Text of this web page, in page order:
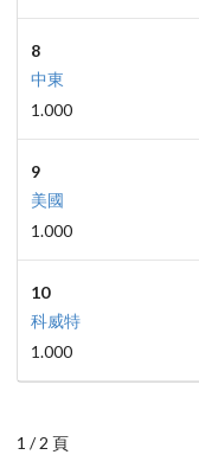
8
中東
1.000
9
美國
1.000
10
科威特
1.000
1 / 2 頁